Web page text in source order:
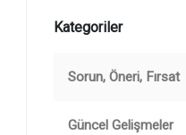
Kategoriler
Sorun, Öneri, Fırsat
Güncel Gelişmeler